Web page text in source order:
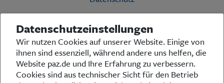
Die Preußische Allgemeine Zeitung (PAZ) ist eine einzigartige Stimme
in der deutschen Medienlandschaft. Woche für Woche berichtet sie
über das aktuelle Zeitgeschehen in Politik, Kultur und Wirtschaft und
bezieht zu den grundlegenden Entwicklungen unserer Gesellschaft
Stellung. In ihrer Arbeit fühlt sich die Redaktion dem traditionellen
preußischen Wertekanon verpflichtet: Das alte Preußen stand und
Datenschutzeinstellungen
Wir nutzen Cookies auf unserer Website. Einige von
ihnen sind essenziell, während andere uns helfen, die
Website paz.de und Ihre Erfahrung zu verbessern.
Cookies sind aus technischer Sicht für den Betrieb